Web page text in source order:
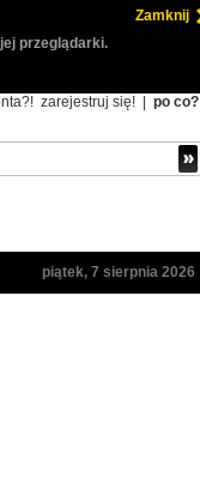
Zamknij
przeglądarki.
zarejestruj się! po co?
piątek, 7 sierpnia 2026